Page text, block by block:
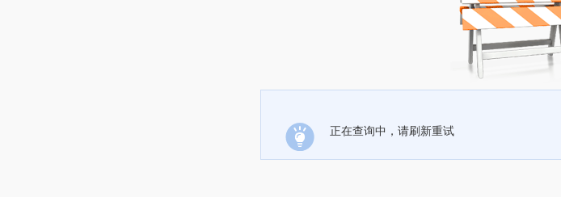
正在查询中，请刷新重试